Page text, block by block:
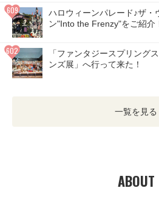
ハロウィーンパレード♪ザ・
ン"Into the Frenzy"をご紹介
「ファンタジースプリン
ンズ展」へ行って来た！
一覧を見る
ABOUT